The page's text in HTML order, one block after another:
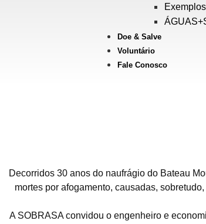
Doe & Salve
Voluntário
Fale Conosco
Decorridos 30 anos do naufrágio do Bateau
mortes por afogamento, causadas,
A SOBRASA convidou o engenheiro e